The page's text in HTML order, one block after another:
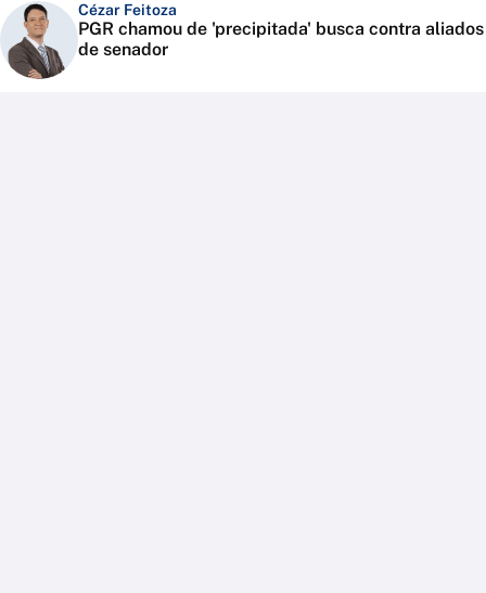
Cézar Feitoza
PGR chamou de 'precipitada' busca contra aliados
de senador